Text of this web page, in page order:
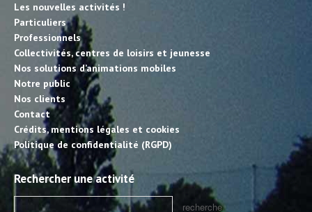
Les nouvelles activités !
Particuliers
Professionnels
Collectivités, centres de loisirs et jeunesse
Nos solutions d’animations mobiles
Notre public
Nos clients
Contact
Crédits, mentions légales et cookies
Politique de confidentialité (RGPD)
Rechercher une activité